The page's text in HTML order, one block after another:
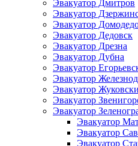
Эвакуатор Дмитров
Эвакуатор
Эвакуатор
Эвакуатор Дедовск
Эвакуатор Дрезна
Эвакуатор Дубна
Эвакуатор
Эвакуатор
Эвакуатор
Эвакуатор
Эвакуатор
Эвакуатор
Эвакуатор
Эвакуатор